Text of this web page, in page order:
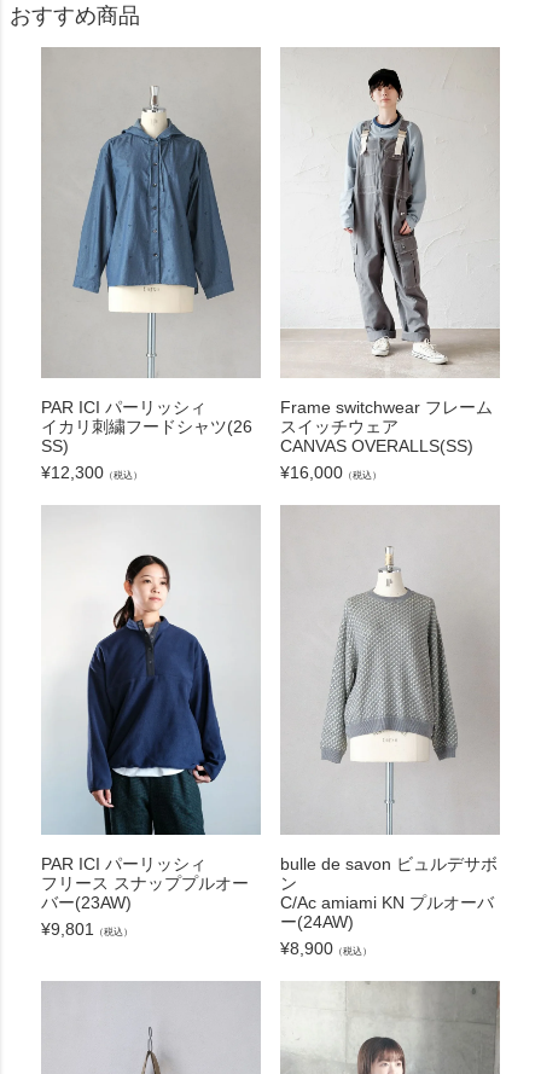
おすすめ商品
PAR ICI パーリッシィ
イカリ刺繍フードシャツ(26
SS)
¥12,300（税込）
Frame switchwear フレーム
スイッチウェア
CANVAS OVERALLS(SS)
¥16,000 （税込）
PAR ICI パーリッシィ
フリース スナッププルオー
バー(23AW)
¥9,801 （税込）
bulle de savon ビュルデサボ
ン
C/Ac amiami KN プルオーバ
ー(24AW)
¥8,900 （税込）